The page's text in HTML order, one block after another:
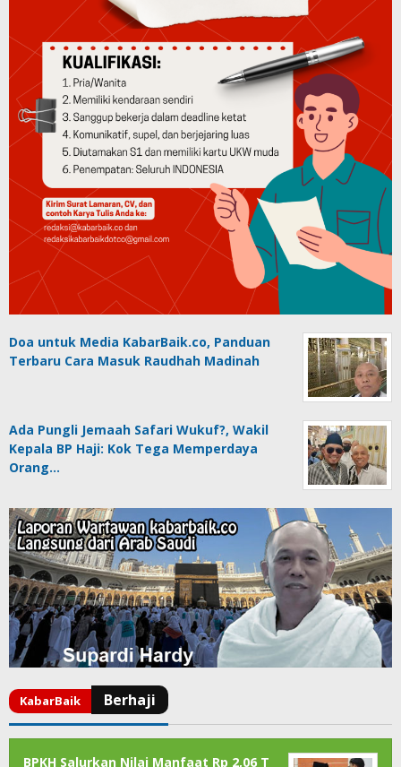
Doa untuk Media KabarBaik.co, Panduan
Terbaru Cara Masuk Raudhah Madinah
Ada Pungli Jemaah Safari Wukuf?, Wakil
Kepala BP Haji: Kok Tega Memperdaya
Orang…
BPKH Salurkan Nilai Manfaat Rp 2,06 T